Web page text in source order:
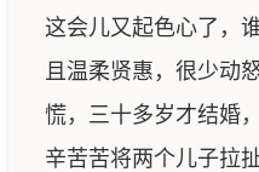
这会儿又起色心了，
且温柔贤惠，很少动
慌，三十多岁才结婚
辛苦苦将两个儿子拉